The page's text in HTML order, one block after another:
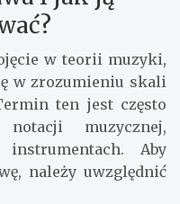
w teorii muzyki,
w zrozumieniu skali
ten jest często
muzycznej,
Aby
należy uwzględnić